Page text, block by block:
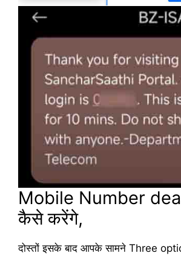
Mobile Number
कैसे करेंगे,
दोस्तों इसके बाद आपके सामने Three